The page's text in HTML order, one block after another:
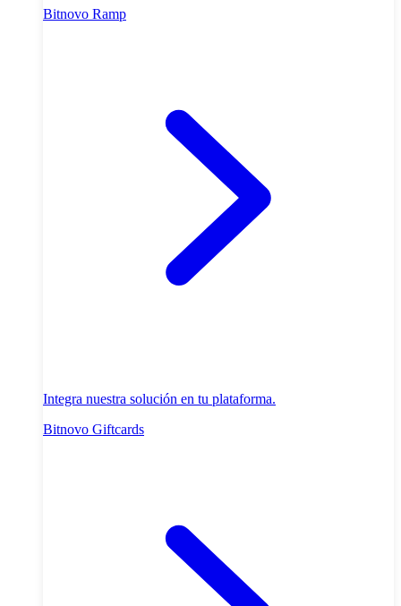
Bitnovo Ramp
Integra nuestra solución en tu plataforma.
Bitnovo Giftcards